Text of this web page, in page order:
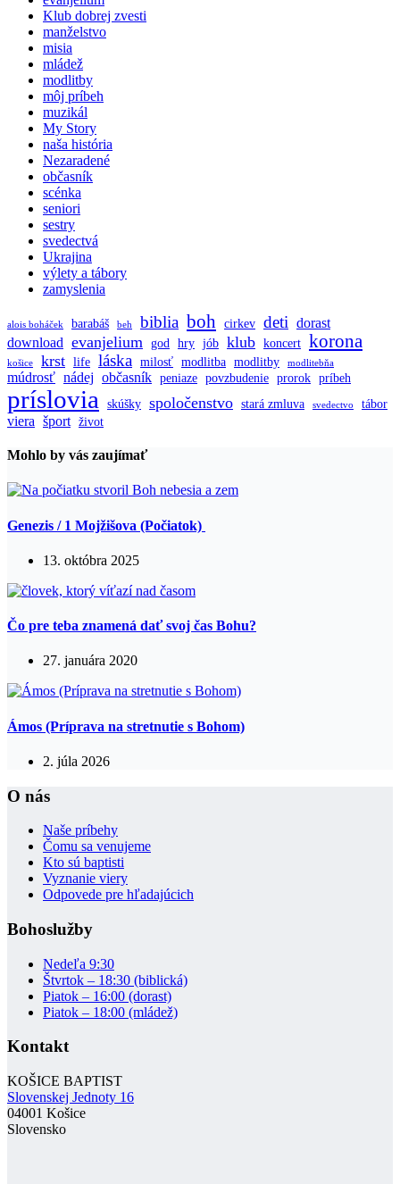
Klub dobrej zvesti
manželstvo
misia
mládež
modlitby
môj príbeh
muzikál
My Story
naša história
Nezaradené
občasník
scénka
seniori
sestry
svedectvá
Ukrajina
výlety a tábory
zamyslenia
alois boháček barabáš beh biblia boh cirkev deti dorast
download evanjelium god hry jób klub koncert korona
košice krst life láska milosť modlitba modlitby modlitebňa
múdrosť nádej občasník peniaze povzbudenie prorok príbeh
príslovia skúšky spoločenstvo stará zmluva svedectvo tábor
viera šport život
Mohlo by vás zaujímať
Genezis / 1 Mojžišova (Počiatok)
13. októbra 2025
Čo pre teba znamená dať svoj čas Bohu?
27. januára 2020
Ámos (Príprava na stretnutie s Bohom)
2. júla 2026
O nás
Naše príbehy
Čomu sa venujeme
Kto sú baptisti
Vyznanie viery
Odpovede pre hľadajúcich
Bohoslužby
Nedeľa 9:30
Štvrtok – 18:30 (biblická)
Piatok – 16:00 (dorast)
Piatok – 18:00 (mládež)
Kontakt
KOŠICE BAPTIST
Slovenskej Jednoty 16
04001 Košice
Slovensko